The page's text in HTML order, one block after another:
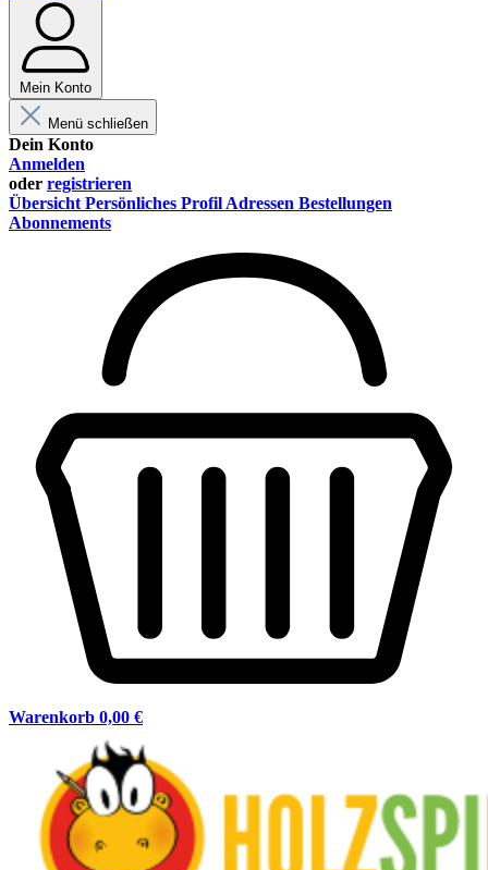
Mein Konto
Menü schließen
Dein Konto
Anmelden
oder registrieren
Übersicht Persönliches Profil Adressen Bestellungen
Abonnements
Warenkorb 0,00 €